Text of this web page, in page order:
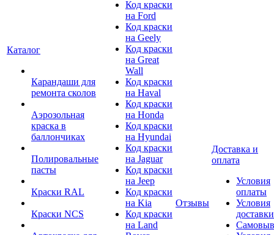
Каталог
Карандаши для
ремонта сколов
Аэрозольная
краска в
баллончиках
Полировальные
пасты
Краски RAL
Краски NCS
Код краски
на Ford
Код краски
на Geely
Код краски
на Great
Wall
Код краски
на Haval
Код краски
на Honda
Код краски
на Hyundai
Код краски
на Jaguar
Код краски
на Jeep
Код краски
на Kia
Код краски
на Land
Отзывы
Доставка и
оплата
Условия
оплаты
Условия
доставки